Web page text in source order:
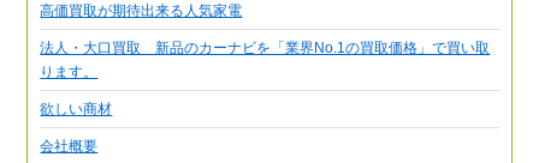
高価買取が期待出来る人気家電
法人・大口買取 新品のカーナビを「業界No.1の買取価格」で買い取
ります。
欲しい商材
会社概要